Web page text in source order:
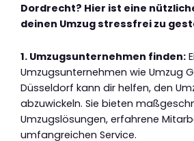
Dordrecht? Hier ist eine
deinen Umzug stressfrei zu
1. Umzugsunternehmen finden:
Umzugsunternehmen wie Umzug
Düsseldorf kann dir helfen, den
abzuwickeln. Sie bieten
Umzugslösungen, erfahrene
umfangreichen Service.